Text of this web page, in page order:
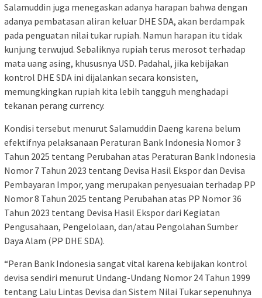
Salamuddin juga menegaskan adanya harapan bahwa dengan
adanya pembatasan aliran keluar DHE SDA, akan berdampak
pada penguatan nilai tukar rupiah. Namun harapan itu tidak
kunjung terwujud. Sebaliknya rupiah terus merosot terhadap
mata uang asing, khususnya USD. Padahal, jika kebijakan
kontrol DHE SDA ini dijalankan secara konsisten,
memungkingkan rupiah kita lebih tangguh menghadapi
tekanan perang currency.
Kondisi tersebut menurut Salamuddin Daeng karena belum
efektifnya pelaksanaan Peraturan Bank Indonesia Nomor 3
Tahun 2025 tentang Perubahan atas Peraturan Bank Indonesia
Nomor 7 Tahun 2023 tentang Devisa Hasil Ekspor dan Devisa
Pembayaran Impor, yang merupakan penyesuaian terhadap PP
Nomor 8 Tahun 2025 tentang Perubahan atas PP Nomor 36
Tahun 2023 tentang Devisa Hasil Ekspor dari Kegiatan
Pengusahaan, Pengelolaan, dan/atau Pengolahan Sumber
Daya Alam (PP DHE SDA).
“Peran Bank Indonesia sangat vital karena kebijakan kontrol
devisa sendiri menurut Undang-Undang Nomor 24 Tahun 1999
tentang Lalu Lintas Devisa dan Sistem Nilai Tukar sepenuhnya